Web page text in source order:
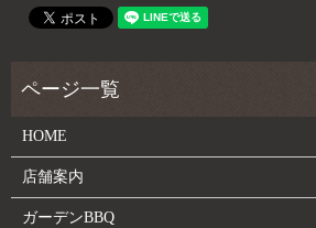
HOME
店舗案内
ガーデンBBQ